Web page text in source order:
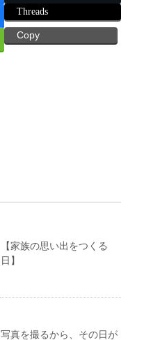
Threads
Copy
【家族の思い出をつくる
日】
写真を撮るから、その日が